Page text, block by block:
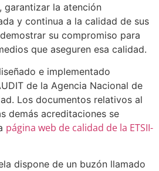
garantizar la atención
y continua a la calidad de sus
su compromiso para
que aseguren esa calidad.
e implementado
de la Agencia Nacional de
Los documentos relativos al
demás acreditaciones se
página web de calidad de la ETSII-
dispone de un buzón llamado